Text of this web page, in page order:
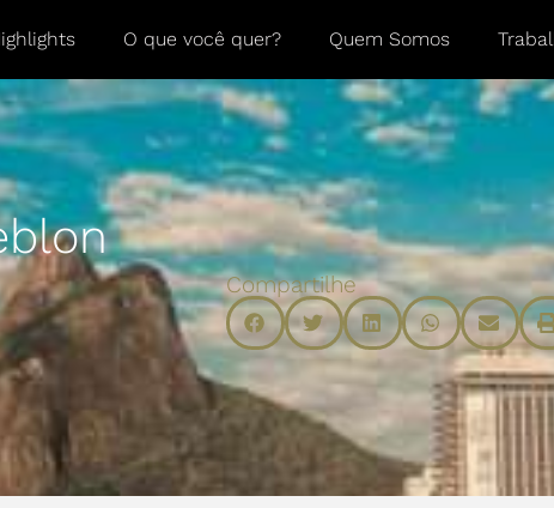
O que você quer? Quem Somos
Compartilhe